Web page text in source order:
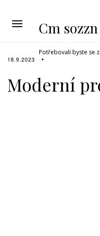
Cm sozzn
Potřebovali byste se
18.9.2023
Moderní